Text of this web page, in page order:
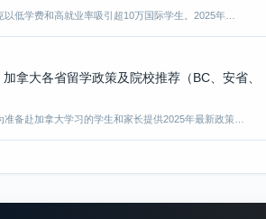
以低学费和高就业率吸引超10万国际学生。2025年…
拿大各省留学政策及院校推荐（BC、安省、
准备赴加拿大学习的学生和家长提供2025年最新政策…